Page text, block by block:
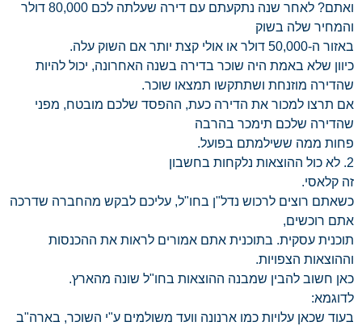
ואתם? לאחר שנה נתקעתם עם דירה שעלתה לכם 80,000 דולר
והמחיר שלה בשוק
באזור ה-50,000 דולר או אולי קצת יותר אם השוק עלה.
כיוון שלא באמת היה שוכר בדירה בשנה האחרונה, יכול להיות
שהדירה מוזנחת ושתתקשו תמצאו שוכר.
אם תרצו למכור את הדירה כעת, ההפסד שלכם מובטח, מפני
שהדירה שלכם תימכר בהרבה
פחות ממה ששילמתם בפועל.
2. לא כול ההוצאות נלקחות בחשבון
זה קלאסי.
כשאתם רוצים לרכוש נדל"ן בחו"ל, עליכם לבקש מהחברה שדרכה
אתם רוכשים,
תוכנית עסקית. בתוכנית אתם אמורים לראות את ההכנסות
וההוצאות הצפויות.
כאן חשוב להבין שמבנה ההוצאות בחו"ל שונה מהארץ.
לדוגמא:
בעוד שכאן עלויות כמו ארנונה וועד משולמים ע"י השוכר, בארה"ב